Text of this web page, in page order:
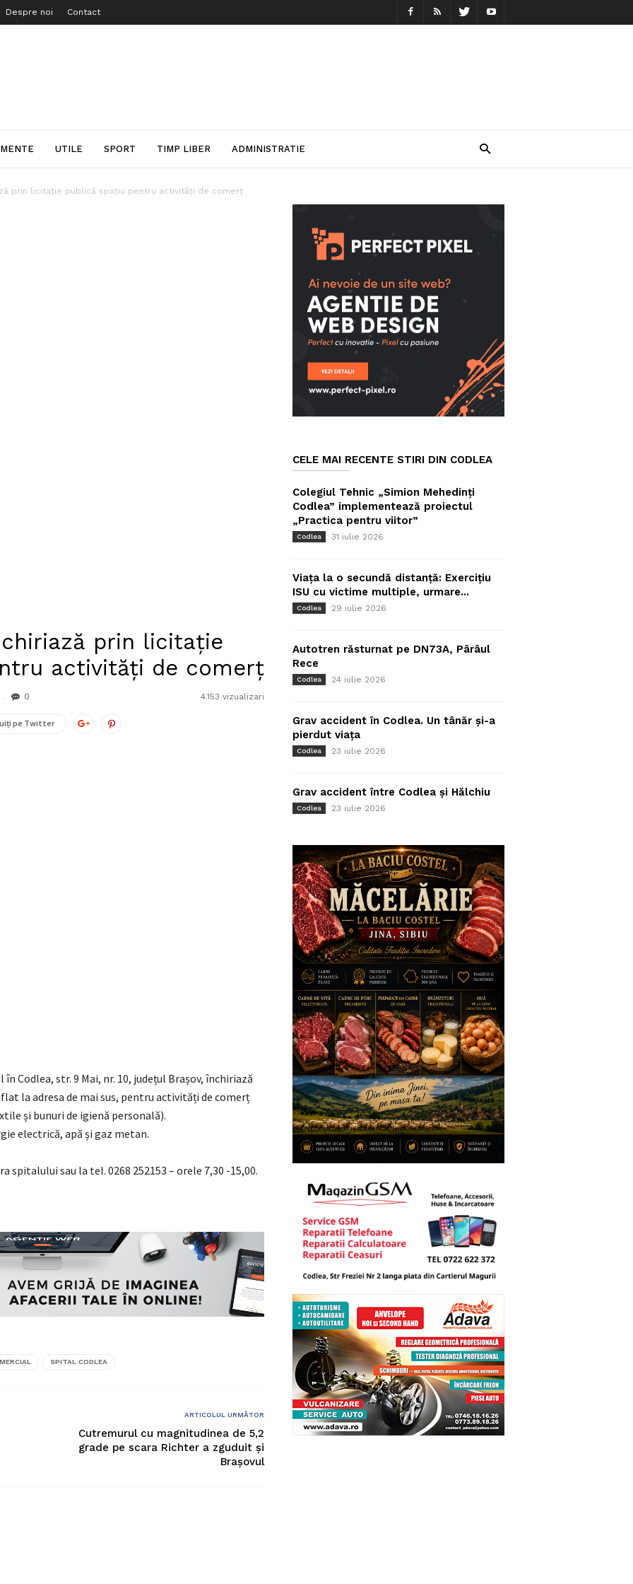
Despre noi Contact
UTILE SPORT TIMP LIBER ADMINISTRATIE
prin licitație publică spațiu pentru activități de comerț
prin licitație
activități de comerț
0 4.153 vizualizari
pe Twitter
în Codlea, str. 9 Mai, nr. 10, județul Brașov, închiriază
la adresa de mai sus, pentru activități de comerț
și bunuri de igienă personală).
electrică, apă și gaz metan.
sau la tel. 0268 252153 – orele 7,30 -15,00.
SPITAL CODLEA
ARTICOLUL URMĂTOR
Cutremurul cu magnitudinea de 5,2
grade pe scara Richter a zguduit și
Brașovul
CELE MAI RECENTE STIRI DIN CODLEA
Colegiul Tehnic „Simion Mehedinți
Codlea” implementează proiectul
„Practica pentru viitor”
Codlea 31 iulie 2026
Viața la o secundă distanță: Exercițiu
ISU cu victime multiple, urmare...
Codlea 29 iulie 2026
Autotren răsturnat pe DN73A, Pârâul
Rece
Codlea 24 iulie 2026
Grav accident în Codlea. Un tânăr și-a
pierdut viața
Codlea 23 iulie 2026
Grav accident între Codlea și Hălchiu
Codlea 23 iulie 2026